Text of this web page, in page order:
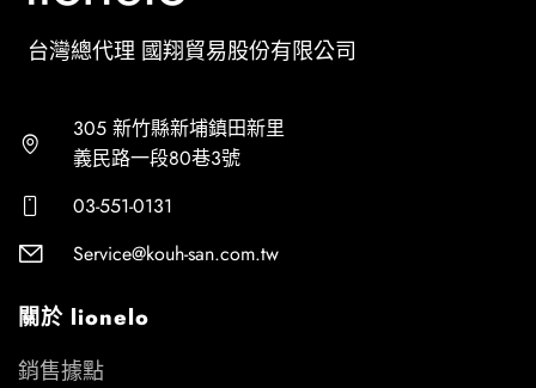
台灣總代理 國翔貿易股份有限公司
305 新竹縣新埔鎮田新里
義民路一段80巷3號
03-551-0131
Service@kouh-san.com.tw
關於 lionelo
銷售據點